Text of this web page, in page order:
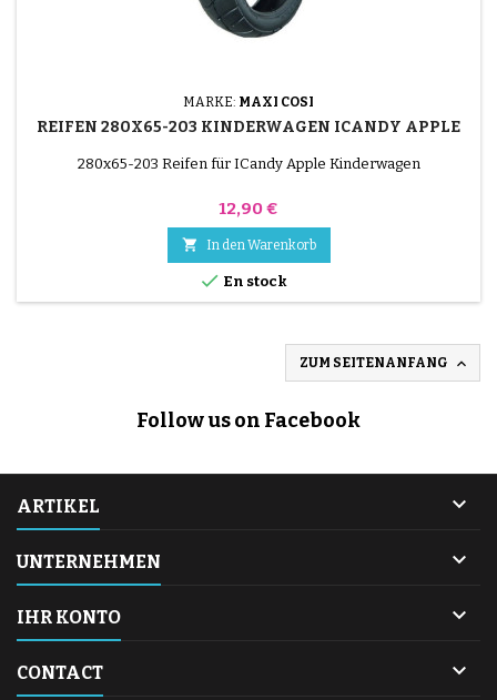
MARKE: MAXI COSI
REIFEN 280X65-203 KINDERWAGEN ICANDY APPLE
280x65-203 Reifen für ICandy Apple Kinderwagen
Preis
12,90 €
 In den Warenkorb
 En stock
ZUM SEITENANFANG 
Follow us on Facebook
ARTIKEL 
UNTERNEHMEN 
IHR KONTO 
CONTACT 